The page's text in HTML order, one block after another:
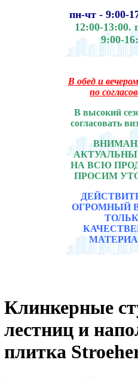
пн-чт - 9:00-
12:00-13:00.
9:00-
В обед и
по
В высокий
согласовать
НА ВСЮ
ПРОСИМ
ОГРОМНЫЙ
Клинкерные
лестниц и
плитка